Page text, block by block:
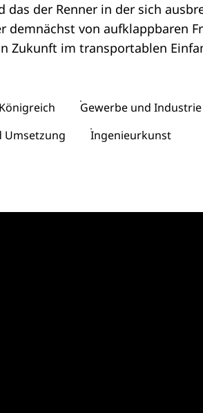
das der Renner in der sich
demnächst von aufklappbaren
Zukunft im transportablen
Gewerbe und Industrie
Umsetzung
Ingenieurkunst